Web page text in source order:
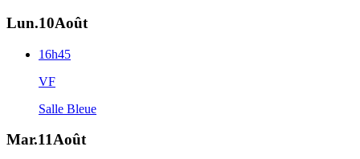
Lun.10Août
16h45
VF
Salle Bleue
Mar.11Août